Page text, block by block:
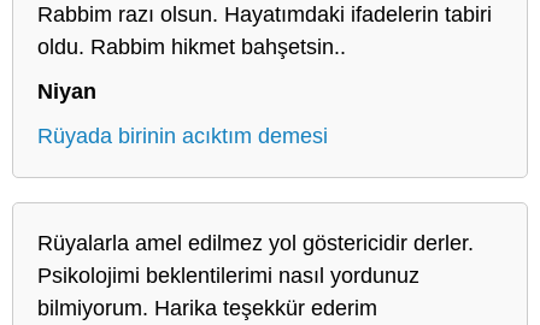
Rabbim razı olsun. Hayatımdaki ifadelerin tabiri
oldu. Rabbim hikmet bahşetsin..
Niyan
Rüyada birinin acıktım demesi
Rüyalarla amel edilmez yol göstericidir derler.
Psikolojimi beklentilerimi nasıl yordunuz
bilmiyorum. Harika teşekkür ederim